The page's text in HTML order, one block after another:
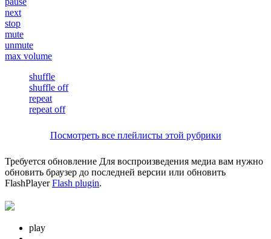
next
stop
mute
unmute
max volume
shuffle
shuffle off
repeat
repeat off
Посмотреть все плейлисты этой рубрики
Требуется обновление Для воспроизведения медиа вам нужно
обновить браузер до последней версии или обновить
FlashPlayerFlash plugin.
play